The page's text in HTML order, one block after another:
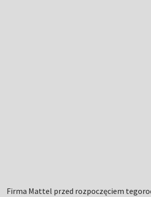
Firma Mattel przed rozpoczęciem